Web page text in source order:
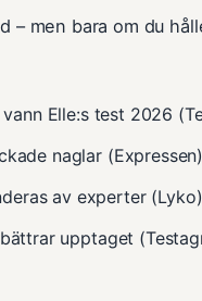
– men bara om du
Elle:s test 2026
naglar
av experter (Lyko)
upptaget